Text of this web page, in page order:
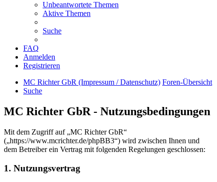
Unbeantwortete Themen
Aktive Themen
Suche
FAQ
Anmelden
Registrieren
MC Richter GbR (Impressum / Datenschutz) Foren-Übersicht
Suche
MC Richter GbR - Nutzungsbedingungen
Mit dem Zugriff auf „MC Richter GbR“
(„https://www.mcrichter.de/phpBB3“) wird zwischen Ihnen und
dem Betreiber ein Vertrag mit folgenden Regelungen geschlossen:
1. Nutzungsvertrag